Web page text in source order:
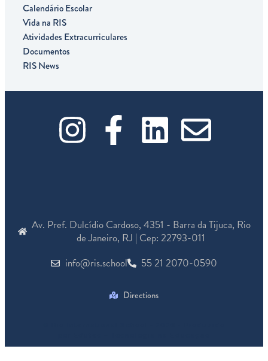
Calendário Escolar
Vida na RIS
Atividades Extracurriculares
Documentos
RIS News
I
t
a
g
a
F
a
e
b
o
o
k
L
k
e
d
i
n
E
e
l
o
e
Av. Pref. Dulcídio Cardoso, 4351 - Barra da Tijuca, Rio
de Janeiro, RJ | Cep: 22793-011
info@ris.school
55 21 2070-0590
Directions